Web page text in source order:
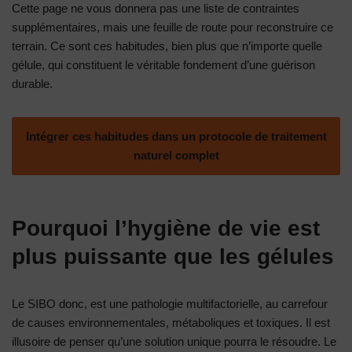
Cette page ne vous donnera pas une liste de contraintes
supplémentaires, mais une feuille de route pour reconstruire ce
terrain. Ce sont ces habitudes, bien plus que n’importe quelle
gélule, qui constituent le véritable fondement d’une guérison
durable.
Intégrer ces habitudes dans un protocole de traitement
naturel complet
Pourquoi l’hygiène de vie est
plus puissante que les gélules
Le SIBO donc, est une pathologie multifactorielle, au carrefour
de causes environnementales, métaboliques et toxiques. Il est
illusoire de penser qu’une solution unique pourra le résoudre. Le